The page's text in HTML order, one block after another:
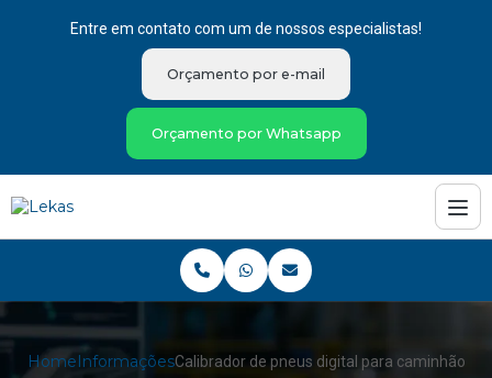
Entre em contato com um de nossos especialistas!
Orçamento por e-mail
Orçamento por Whatsapp
HomeInformaçõesCalibrador de pneus digital para caminhão